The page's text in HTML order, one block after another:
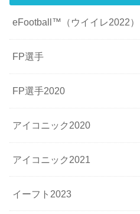
eFootball™（ウイイレ2022）
FP選手
FP選手2020
アイコニック2020
アイコニック2021
イーフト2023